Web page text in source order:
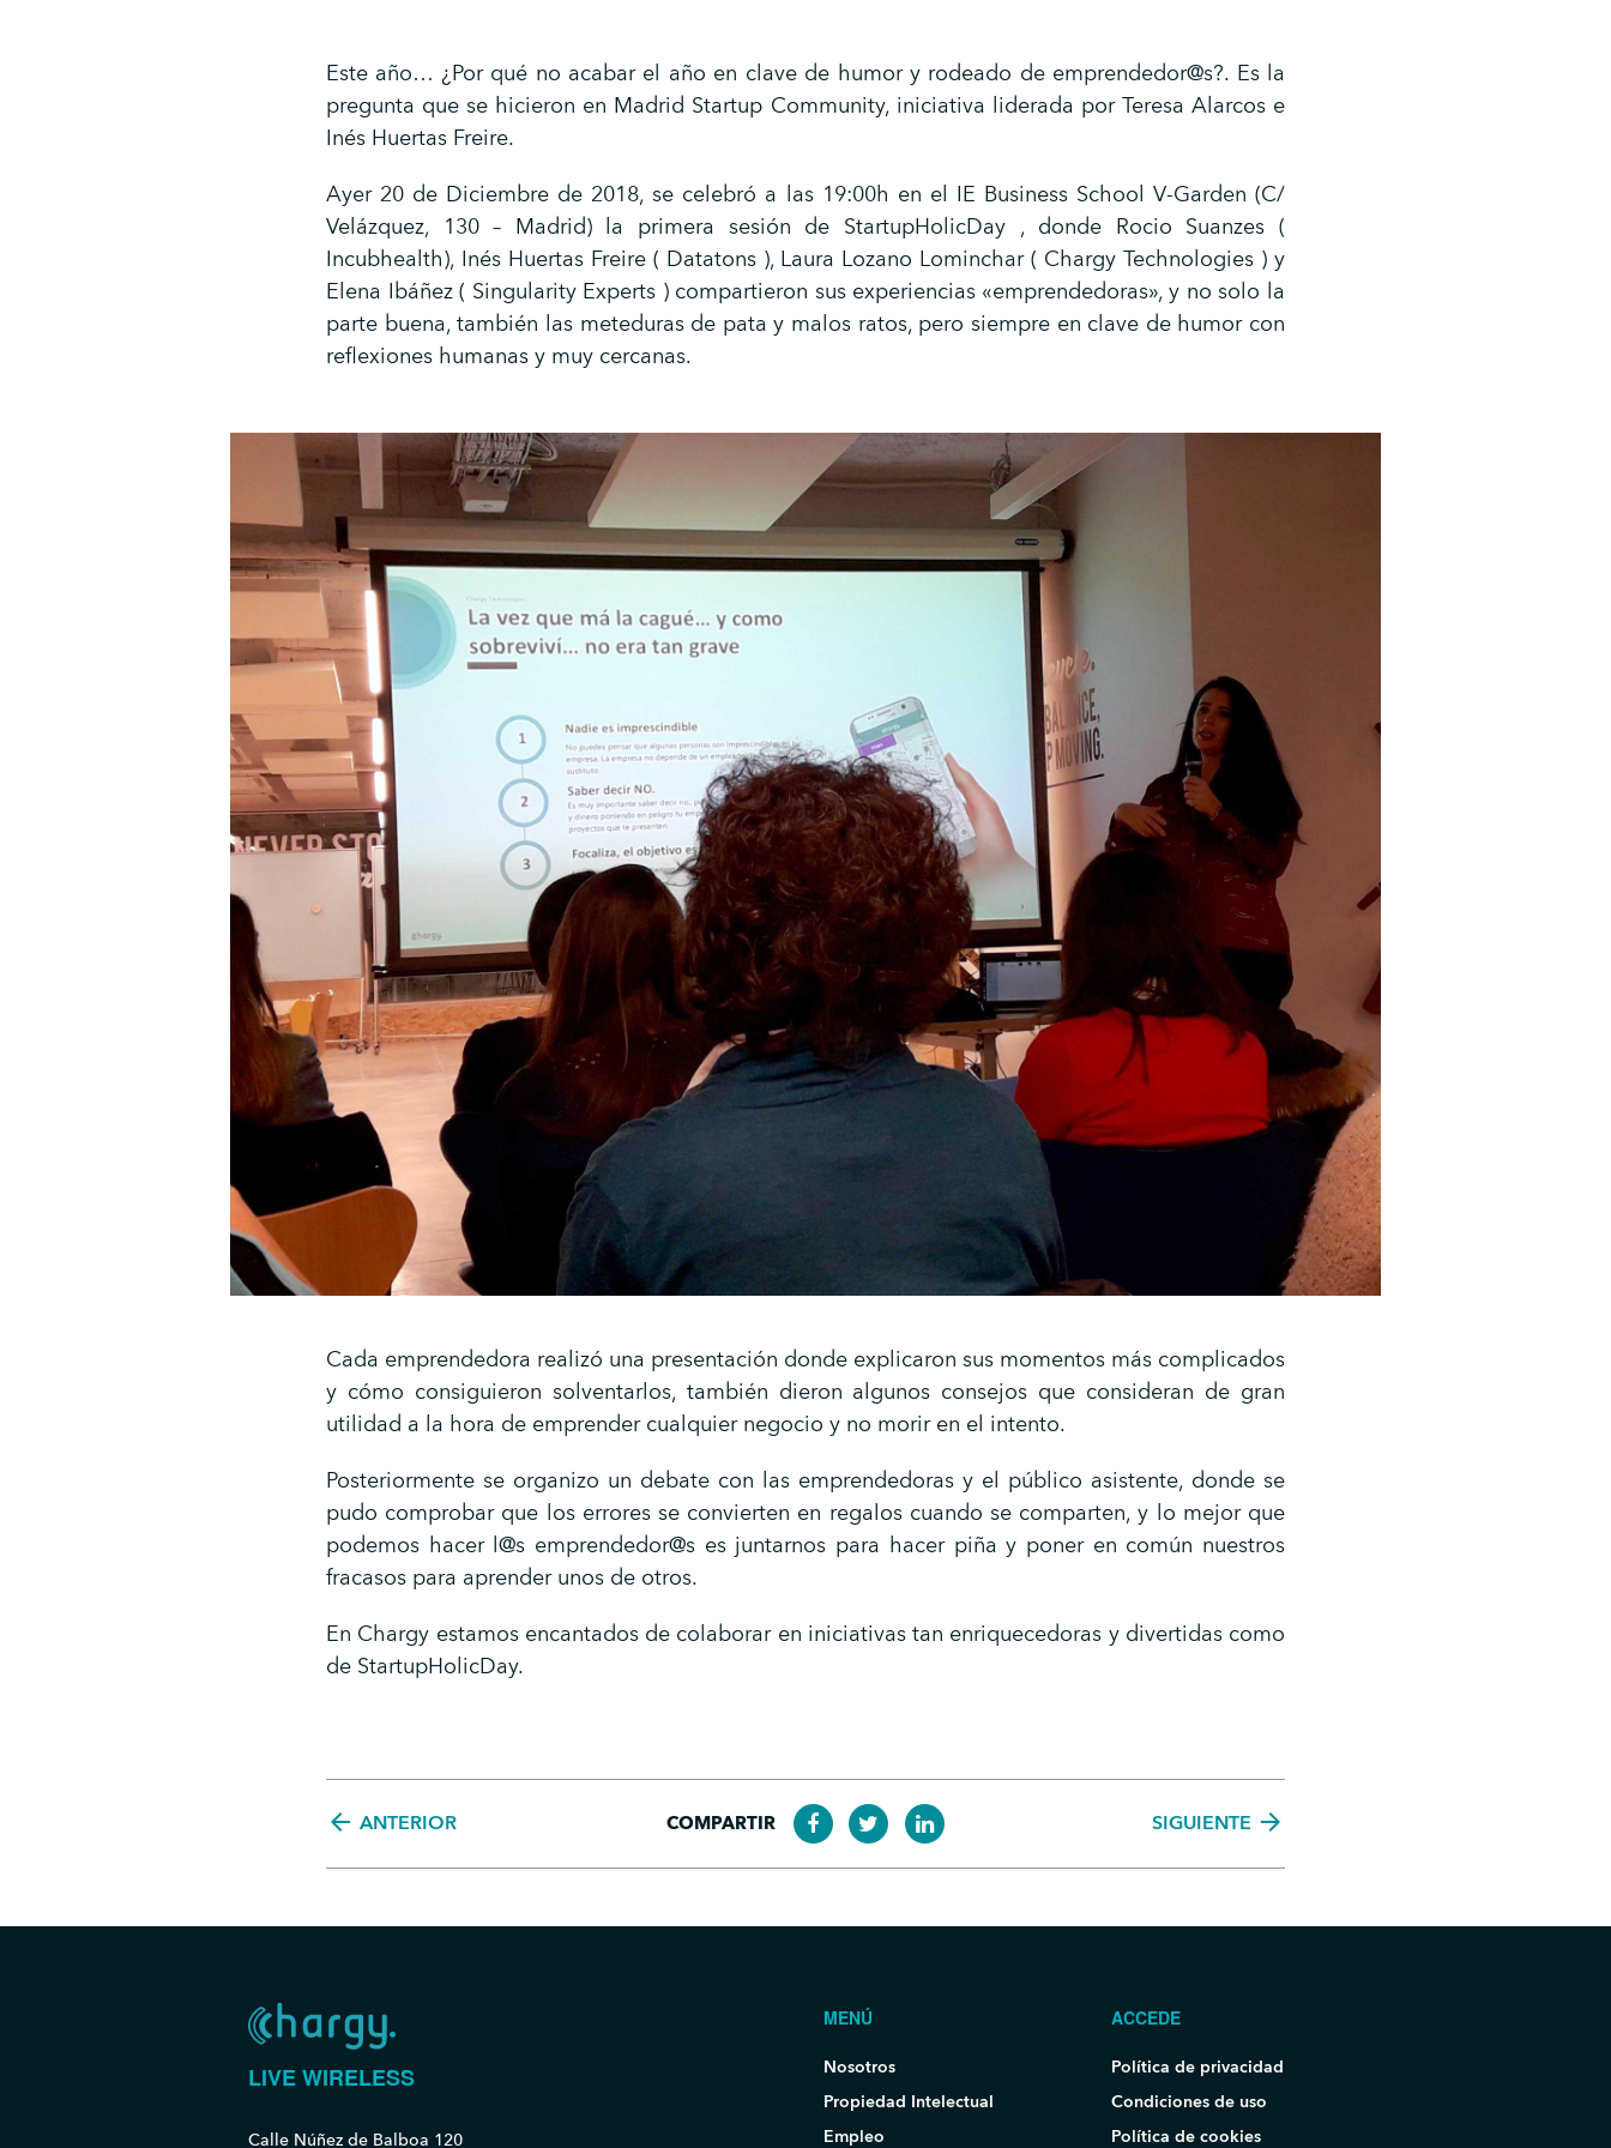
Este año… ¿Por qué no acabar el año en clave de humor y rodeado de emprendedor@s?. Es la
pregunta que se hicieron en Madrid Startup Community, iniciativa liderada por Teresa Alarcos e
Inés Huertas Freire.
Ayer 20 de Diciembre de 2018, se celebró a las 19:00h en el IE Business School V-Garden (C/
Velázquez, 130 – Madrid) la primera sesión de StartupHolicDay , donde Rocio Suanzes (
Incubhealth), Inés Huertas Freire ( Datatons ), Laura Lozano Lominchar ( Chargy Technologies ) y
Elena Ibáñez ( Singularity Experts ) compartieron sus experiencias «emprendedoras», y no solo la
parte buena, también las meteduras de pata y malos ratos, pero siempre en clave de humor con
reflexiones humanas y muy cercanas.
Cada emprendedora realizó una presentación donde explicaron sus momentos más complicados
y cómo consiguieron solventarlos, también dieron algunos consejos que consideran de gran
utilidad a la hora de emprender cualquier negocio y no morir en el intento.
Posteriormente se organizo un debate con las emprendedoras y el público asistente, donde se
pudo comprobar que los errores se convierten en regalos cuando se comparten, y lo mejor que
podemos hacer l@s emprendedor@s es juntarnos para hacer piña y poner en común nuestros
fracasos para aprender unos de otros.
En Chargy estamos encantados de colaborar en iniciativas tan enriquecedoras y divertidas como
de StartupHolicDay.
arrow_back ANTERIOR COMPARTIR SIGUIENTE arrow_forward
LIVE WIRELESS
Calle Núñez de Balboa 120
MENÚ
Nosotros
Propiedad Intelectual
Empleo
ACCEDE
Política de privacidad
Condiciones de uso
Política de cookies